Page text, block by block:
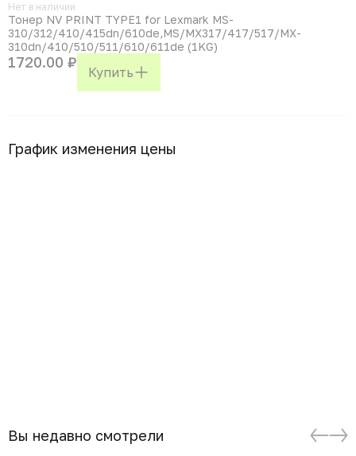
Нет в наличии
Тонер NV PRINT TYPE1 for Lexmark MS-
310/312/410/415dn/610de,MS/MX317/417/517/MX-
310dn/410/510/511/610/611de (1KG)
1720.00 ₽
Купить
График изменения цены
Вы недавно смотрели